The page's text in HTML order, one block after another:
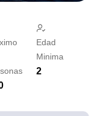
Edad
Minima
2